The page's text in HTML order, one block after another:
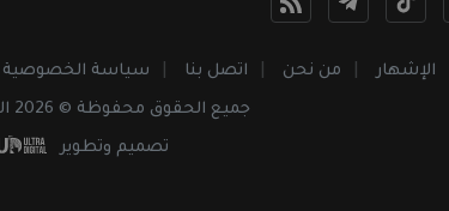
الإشهار من نحن اتصل بنا سياسة الخصوصية
جميع الحقوق محفوظة © 2026 النهار أونلاين
تصميم وتطوير